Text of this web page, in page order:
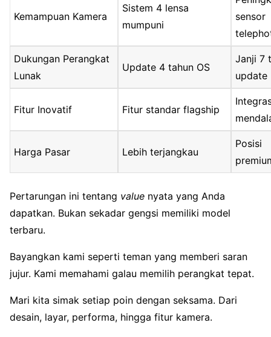
Kemampuan Kamera
Sistem 4 lensa
mumpuni
sensor
Dukungan Perangkat
Lunak
Update 4 tahun OS
Janji 7
update
Fitur Inovatif Fitur standar flagship
Harga Pasar Lebih terjangkau
Posisi
Pertarungan ini tentang value nyata yang Anda
dapatkan. Bukan sekadar gengsi memiliki model
terbaru.
Bayangkan kami seperti teman yang memberi saran
jujur. Kami memahami galau memilih perangkat tepat.
Mari kita simak setiap poin dengan seksama. Dari
desain, layar, performa, hingga fitur kamera.